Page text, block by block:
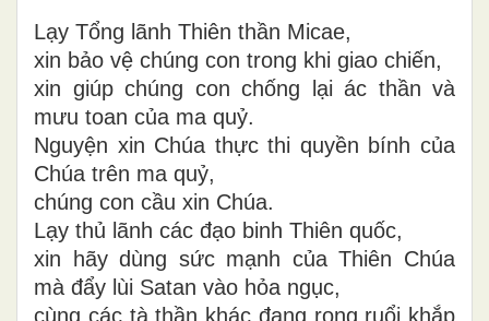
Lạy Tổng lãnh Thiên thần Micae,
xin bảo vệ chúng con trong khi giao chiến,
xin giúp chúng con chống lại ác thần và
mưu toan của ma quỷ.
Nguyện xin Chúa thực thi quyền bính của
Chúa trên ma quỷ,
chúng con cầu xin Chúa.
Lạy thủ lãnh các đạo binh Thiên quốc,
xin hãy dùng sức mạnh của Thiên Chúa
mà đẩy lùi Satan vào hỏa ngục,
cùng các tà thần khác đang rong ruổi khắp